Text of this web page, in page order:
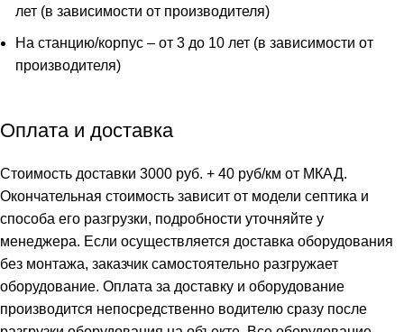
лет (в зависимости от производителя)
На станцию/корпус – от 3 до 10 лет (в зависимости от
производителя)
Оплата и доставка
Стоимость доставки 3000 руб. + 40 руб/км от МКАД.
Окончательная стоимость зависит от модели септика и
способа его разгрузки, подробности уточняйте у
менеджера. Если осуществляется доставка оборудования
без монтажа, заказчик самостоятельно разгружает
оборудование. Оплата за доставку и оборудование
производится непосредственно водителю сразу после